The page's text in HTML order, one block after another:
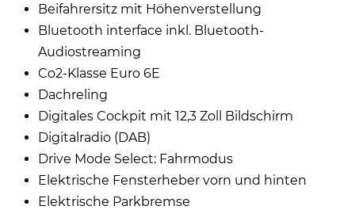
Beifahrersitz mit Höhenverstellung
Bluetooth interface inkl. Bluetooth-
Audiostreaming
Co2-Klasse Euro 6E
Dachreling
Digitales Cockpit mit 12,3 Zoll Bildschirm
Digitalradio (DAB)
Drive Mode Select: Fahrmodus
Elektrische Fensterheber vorn und hinten
Elektrische Parkbremse